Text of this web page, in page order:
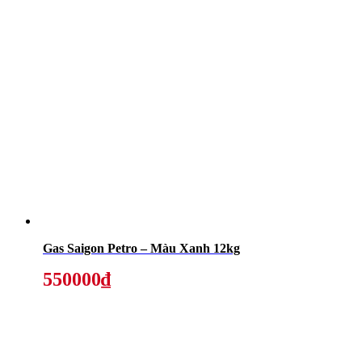
Gas Saigon Petro – Màu Xanh 12kg
550000₫